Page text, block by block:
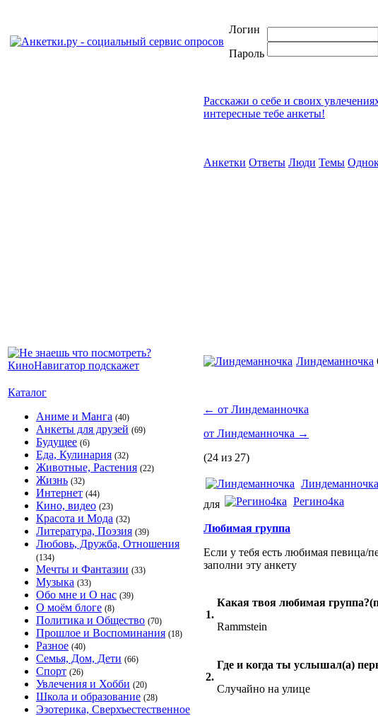
Логин
Пароль
Каталог
Аниме и Манга (40)
Анкеты для друзей (69)
Будущее (6)
Еда, Кулинария (32)
Животные, Растения (22)
Жизнь (32)
Интернет (44)
Кино, видео (23)
Красота и Мода (32)
Литература, Поэзия (39)
Любовь, Дружба, Отношения
(134)
Мечты и Фантазии (33)
Музыка (33)
Обо мне и О нас (39)
О моём блоге (8)
Политика и Общество (70)
Прошлое и Воспоминания (18)
Разное (40)
Семья, Дом, Дети (66)
Спорт (26)
Увлечения и Хобби (20)
Школа и образование (28)
Эзотерика, Сверхъестественное
Расскажи о себе и своих
интересные тебе анкеты!
Анкетки Ответы Люди Темы
Линдеманночка
← от Линдеманночка
от Линдеманночка →
(24 из 27)
Линдеманночка
для
Регино4ка
Любимая группа
Если у тебя есть любимая певица/
заполни эту анкету
1.
Какая твоя любимая
Rammstein
2.
Где и когда ты услышал(а)
Случайно на улице